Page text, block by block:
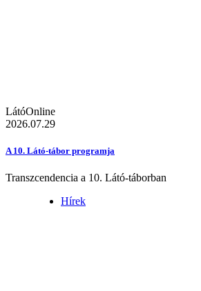
LátóOnline
2026.07.29
A 10. Látó-tábor programja
Transzcendencia a 10. Látó-táborban
Hírek